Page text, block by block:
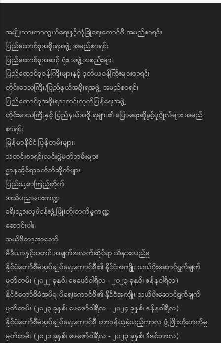
အမျိုးသားကာကွယ်ရေးနှင့်လုံခြုံရေးကောင်စီ အမည်စာရင်း
ပြည်ထောင်စုအစိုးရအဖွဲ့ အမည်စာရင်း
ပြည်ထောင်စုအဆင့် ရုံး၊ အဖွဲ့အစည်းများ
ပြည်ထောင်စုဝန်ကြီးများနှင့် ဒုတိယဝန်ကြီးများစာရင်း
တိုင်းဒေသကြီး/ပြည်နယ်အစိုးရအဖွဲ့ အမည်စာရင်း
ပြည်ထောင်စုအစိုးရသတင်းထုတ်ပြန်ရေးအဖွဲ့
တိုင်းဒေသကြီးနှင့် ပြည်နယ်အစိုးရများ၏ ပြောရေးဆိုခွင့်ပုဂ္ဂိုလ်များ အမည်
စာရင်း
မြန်မာနိုင်ငံ ပြန်တမ်းများ
သတင်းစာရှင်းလင်းပွဲမှတ်တမ်းများ
ဌာနဆိုင်ရာဝက်ဘ်ဆိုက်များ
ပြည်သူ့စာကြည့်တိုက်
အသိပညာပေးကဏ္ဍ
ခရီးသွားလုပ်ငန်းဖွံ့ဖြိုးတိုးတက်မှုကဏ္ဍ
ဆောင်းပါး
အယ်ဒီတာ့အာဘော်
မီဒီယာနှင့်သတင်းအချက်အလက်ဆိုင်ရာ သိနားလည်မှု
နိုင်ငံတော်စီမံအုပ်ချုပ်ရေးကောင်စီ၏ နိုင်ငံအကျိုး သယ်ပိုးဆောင်ရွက်ချက်
မှတ်တမ်း (၂၀၂၂ ခုနှစ်၊ ဖေဖော်ဝါရီလ - ၂၀၂၃ ခုနှစ်၊ ဇန်နဝါရီလ)
နိုင်ငံတော်စီမံအုပ်ချုပ်ရေးကောင်စီ၏ နိုင်ငံအကျိုး သယ်ပိုးဆောင်ရွက်ချက်
မှတ်တမ်း (၂၀၂၃ ခုနှစ်၊ ဖေဖော်ဝါရီလ - ၂၀၂၄ ခုနှစ်၊ ဇန်နဝါရီလ)
နိုင်ငံတော်စီမံအုပ်ချုပ်ရေးကောင်စီ တာဝန်ယူခဲ့သည့်ကာလ ဖွံ့ဖြိုးတိုးတက်မှု
မှတ်တမ်း (၂၀၂၁ ခုနှစ်၊ ဖေဖော်ဝါရီလ - ၂၀၂၃ ခုနှစ်၊ ဒီဇင်ဘာလ)